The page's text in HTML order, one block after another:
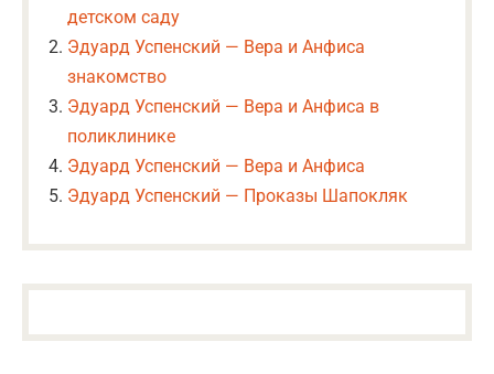
детском саду
Эдуард Успенский — Вера и Анфиса
знакомство
Эдуард Успенский — Вера и Анфиса в
поликлинике
Эдуард Успенский — Вера и Анфиса
Эдуард Успенский — Проказы Шапокляк